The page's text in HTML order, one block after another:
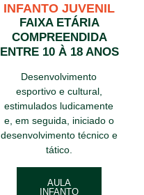
INFANTO JUVENIL
FAIXA ETÁRIA
COMPREENDIDA
ENTRE 10 À 18 ANOS
Desenvolvimento
esportivo e cultural,
estimulados ludicamente
e, em seguida, iniciado o
desenvolvimento técnico e
tático.
AULA
INFANTO